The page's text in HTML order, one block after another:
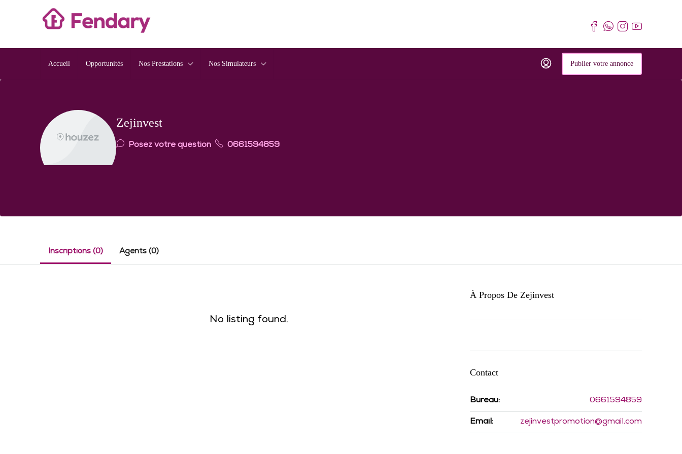
Accueil Opportunités Nos Prestations Nos Simulateurs Publier votre annonce
Zejinvest
Posez votre question 0661594859
Inscriptions (0) Agents (0)
No listing found.
À Propos De Zejinvest
Contact
Bureau: 0661594859
Email: zejinvestpromotion@gmail.com